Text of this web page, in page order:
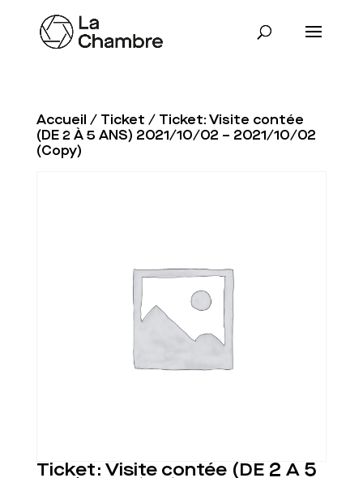
Accueil / Ticket / Ticket: Visite contée
(DE 2 À 5 ANS) 2021/10/02 – 2021/10/02
(Copy)
Ticket: Visite contée (DE 2 À 5